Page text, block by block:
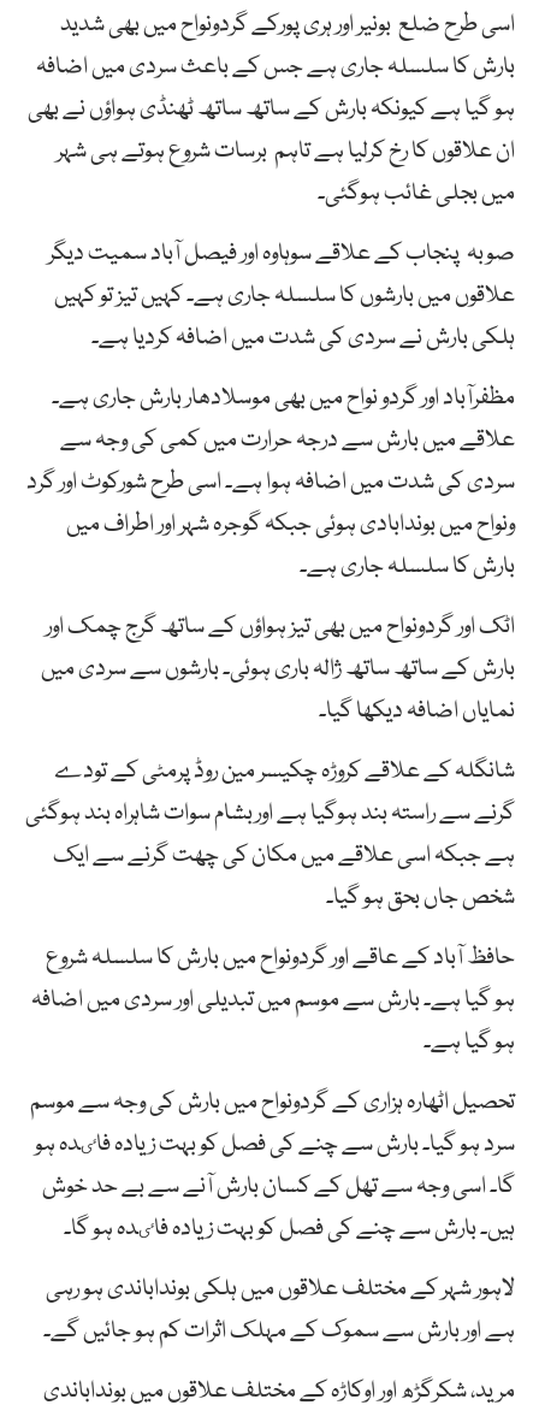
اسی طرح ضلع بونیر اور ہری پورکے گردونواح میں بھی شدید
بارش کا سلسلہ جاری ہے جس کے باعث سردی میں اضافہ
ہو گیا ہے کیونکہ بارش کے ساتھ ساتھ ٹھنڈی ہواؤں نے بھی
ان علاقوں کا رخ کرلیا ہے تاہم برسات شروع ہوتے ہی شہر
میں بجلی غائب ہوگئی۔
صوبہ پنجاب کے علاقے سوہاوہ اور فیصل آباد سمیت دیگر
علاقوں میں بارشوں کا سلسلہ جاری ہے۔ کہیں تیز تو کہیں
ہلکی بارش نے سردی کی شدت میں اضافہ کردیا ہے۔
مظفرآباد اور گردو نواح میں بھی موسلادھار بارش جاری ہے۔
علاقے میں بارش سے درجہ حرارت میں کمی کی وجہ سے
سردی کی شدت میں اضافہ ہوا ہے۔ اسی طرح شورکوٹ اور گرد
ونواح میں بوندابادی ہوئی جبکہ گوجرہ شہر اور اطراف میں
بارش کا سلسلہ جاری ہے۔
اٹک اور گردونواح میں بھی تیز ہواؤں کے ساتھ گرج چمک اور
بارش کے ساتھ ساتھ ژالہ باری ہوئی۔ بارشوں سے سردی میں
نمایاں اضافہ دیکھا گیا۔
شانگلہ کے علاقے کروڑہ چکیسر مین روڈ پرمٹی کے تودے
گرنے سے راستہ بند ہوگیا ہے اوربشام سوات شاہراہ بند ہوگئی
ہے جبکہ اسی علاقے میں مکان کی چھت گرنے سے ایک
شخص جاں بحق ہو گیا۔
حافظ آباد کے عاقے اور گردونواح میں بارش کا سلسلہ شروع
ہو گیا ہے۔ بارش سے موسم میں تبدیلی اور سردی میں اضافہ
ہو گیا ہے۔
تحصیل اٹھارہ ہزاری کے گردونواح میں بارش کی وجہ سے موسم
سرد ہو گیا۔ بارش سے چنے کی فصل کو بہت زیادہ فاٸدہ ہو
گا۔ اسی وجہ سے تھل کے کسان بارش آنے سے بے حد خوش
ہیں۔ بارش سے چنے کی فصل کو بہت زیادہ فاٸدہ ہو گا۔
لاہور شہر کے مختلف علاقوں میں ہلکی بونداباندی ہو رہی
ہے اور بارش سے سموک کے مہلک اثرات کم ہو جائیں گے۔
مرید، شکرگڑھ اور اوکاڑہ کے مختلف علاقوں میں بونداباندی